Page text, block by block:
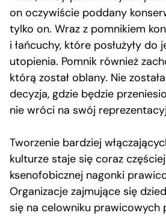
on oczywiście poddany
tylko on. Wraz z pomnikiem
i łańcuchy, które posłużyły do
utopienia. Pomnik również
którą został oblany. Nie
decyzja, gdzie będzie
nie wróci na swój
Tworzenie bardziej
kulturze staje się coraz
ksenofobicznej nagonki
Organizacje zajmujące się
się na celowniku prawicowych